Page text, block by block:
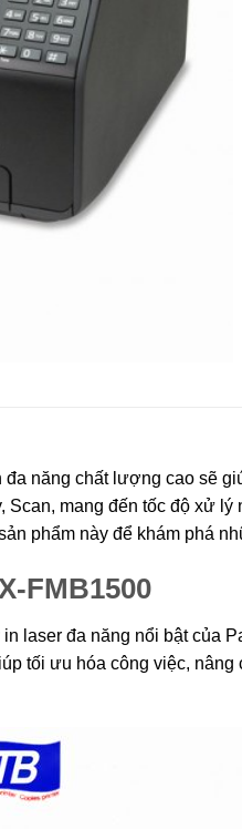
năng chất lượng cao sẽ
Scan, mang đến tốc độ xử
phẩm này để khám phá
FMB1500
laser đa năng nổi bật của
tối ưu hóa công việc, nâng